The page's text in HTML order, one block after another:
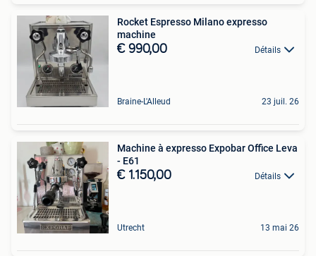
Rocket Espresso Milano expresso
machine
€ 990,00 Détails
Braine-L'Alleud 23 juil. 26
Machine à expresso Expobar Office Leva
- E61
€ 1.150,00 Détails
Utrecht 13 mai 26